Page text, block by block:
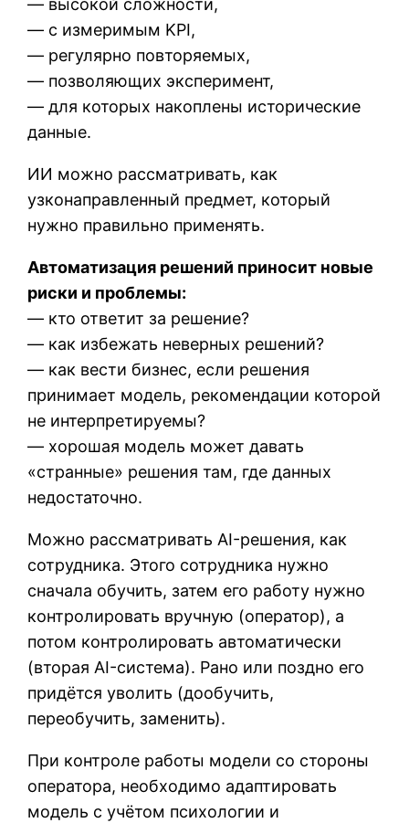
— высокой сложности,
— с измеримым KPI,
— регулярно повторяемых,
— позволяющих эксперимент,
— для которых накоплены исторические
данные.
ИИ можно рассматривать, как
узконаправленный предмет, который
нужно правильно применять.
Автоматизация решений приносит новые
риски и проблемы:
— кто ответит за решение?
— как избежать неверных решений?
— как вести бизнес, если решения
принимает модель, рекомендации которой
не интерпретируемы?
— хорошая модель может давать
«странные» решения там, где данных
недостаточно.
Можно рассматривать AI-решения, как
сотрудника. Этого сотрудника нужно
сначала обучить, затем его работу нужно
контролировать вручную (оператор), а
потом контролировать автоматически
(вторая AI-система). Рано или поздно его
придётся уволить (дообучить,
переобучить, заменить).
При контроле работы модели со стороны
оператора, необходимо адаптировать
модель с учётом психологии и